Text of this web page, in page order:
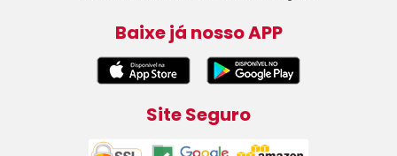
Baixe já nosso APP
Site Seguro